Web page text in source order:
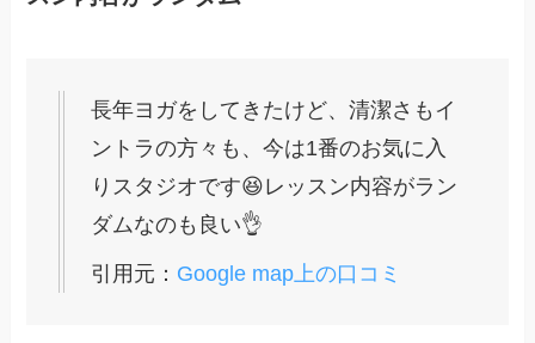
長年ヨガをしてきたけど、清潔さもイ
ントラの方々も、今は1番のお気に入
りスタジオです😆レッスン内容がラン
ダムなのも良い👌
引用元： Google map上の口コミ